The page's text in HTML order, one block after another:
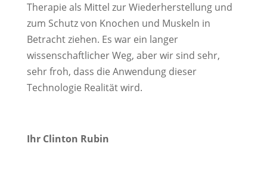
Therapie als Mittel zur Wiederherstellung und
zum Schutz von Knochen und Muskeln in
Betracht ziehen. Es war ein langer
wissenschaftlicher Weg, aber wir sind sehr,
sehr froh, dass die Anwendung dieser
Technologie Realität wird.
Ihr Clinton Rubin